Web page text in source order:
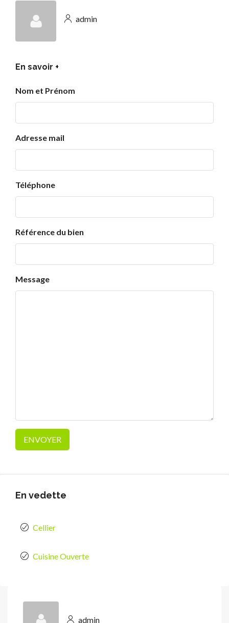
admin
En savoir +
Nom et Prénom
Adresse mail
Téléphone
Référence du bien
Message
En vedette
Cellier
Cuisine Ouverte
admin